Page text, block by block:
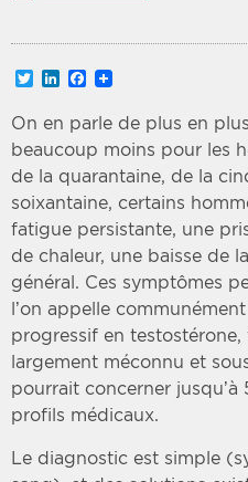
TwitterLinkedInFacebook
On en parle de plus en
beaucoup moins pour les
de la quarantaine, de la
soixantaine, certains
fatigue persistante, une
de chaleur, une baisse de
général. Ces symptômes
l’on appelle
progressif en testostérone,
largement méconnu et
pourrait concerner jusqu’à
profils médicaux.
Le diagnostic est simple